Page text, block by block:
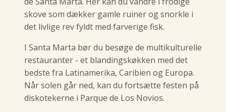
skove som dækker gamle ruiner og snorkle i
det livlige rev fyldt med farverige fisk.
I Santa Marta bør du besøge de multikulturelle
restauranter - et blandingskøkken med det
bedste fra Latinamerika, Caribien og Europa.
Når solen går ned, kan du fortsætte festen på
diskotekerne i Parque de Los Novios.